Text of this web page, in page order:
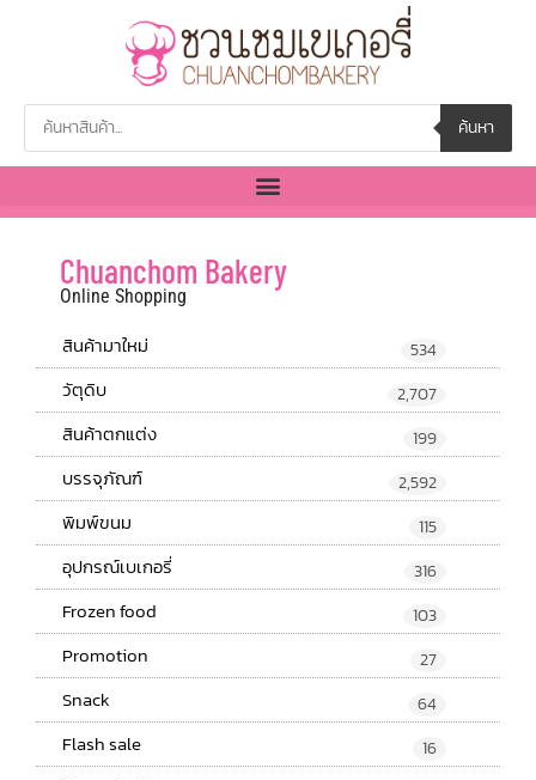
ค้นหา
Chuanchom Bakery
Online Shopping
สินค้ามาใหม่ 534
วัตุดิบ 2,707
สินค้าตกแต่ง 199
บรรจุภัณฑ์ 2,592
พิมพ์ขนม 115
อุปกรณ์เบเกอรี่ 316
Frozen food 103
Promotion 27
Snack 64
Flash sale 16